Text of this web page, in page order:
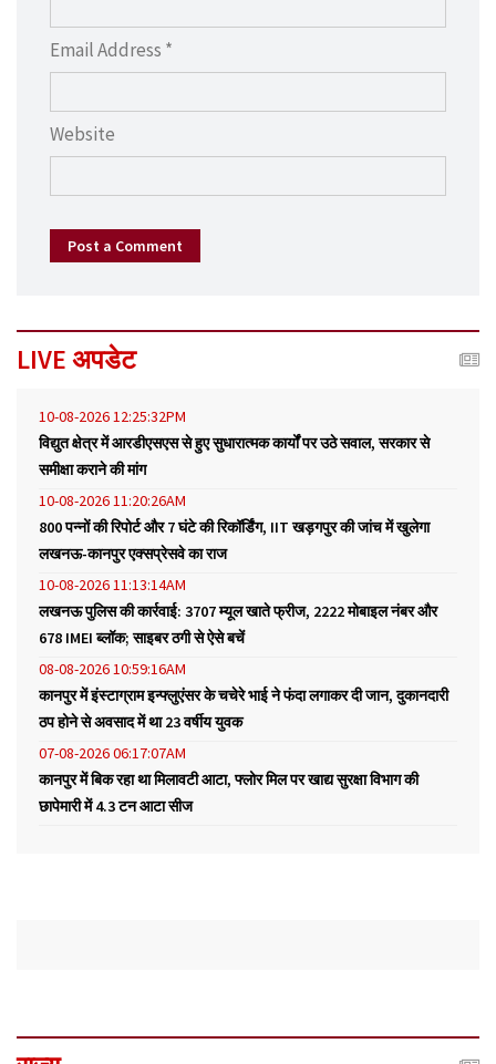
Email Address *
Website
Post a Comment
LIVE अपडेट
10-08-2026 12:25:32PM
विद्युत क्षेत्र में आरडीएसएस से हुए सुधारात्मक कार्यों पर उठे सवाल, सरकार से
समीक्षा कराने की मांग
10-08-2026 11:20:26AM
800 पन्नों की रिपोर्ट और 7 घंटे की रिकॉर्डिंग, IIT खड़गपुर की जांच में खुलेगा
लखनऊ-कानपुर एक्सप्रेसवे का राज
10-08-2026 11:13:14AM
लखनऊ पुलिस की कार्रवाई: 3707 म्यूल खाते फ्रीज, 2222 मोबाइल नंबर और
678 IMEI ब्लॉक; साइबर ठगी से ऐसे बचें
08-08-2026 10:59:16AM
कानपुर में इंस्टाग्राम इन्फ्लुएंसर के चचेरे भाई ने फंदा लगाकर दी जान, दुकानदारी
ठप होने से अवसाद में था 23 वर्षीय युवक
07-08-2026 06:17:07AM
कानपुर में बिक रहा था मिलावटी आटा, फ्लोर मिल पर खाद्य सुरक्षा विभाग की
छापेमारी में 4.3 टन आटा सीज